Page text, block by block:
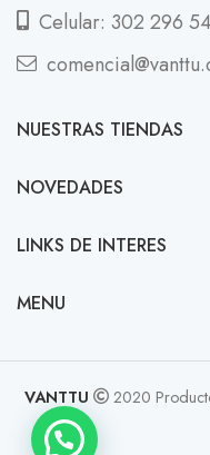
Celular: 302 296
NUESTRAS TIENDAS
NOVEDADES
LINKS DE INTERES
MENU
VANTTU 2020